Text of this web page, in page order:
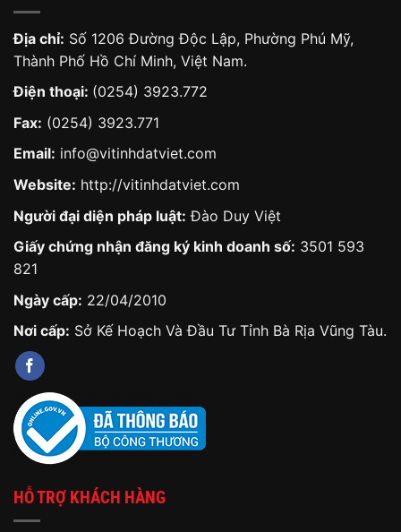
Địa chỉ: Số 1206 Đường Độc Lập, Phường Phú Mỹ,
Thành Phố Hồ Chí Minh, Việt Nam.
Điện thoại: (0254) 3923.772
Fax: (0254) 3923.771
Email: info@vitinhdatviet.com
Website: http://vitinhdatviet.com
Người đại diện pháp luật: Đào Duy Việt
Giấy chứng nhận đăng ký kinh doanh số: 3501 593
821
Ngày cấp: 22/04/2010
Nơi cấp: Sở Kế Hoạch Và Đầu Tư Tỉnh Bà Rịa Vũng Tàu.
HỖ TRỢ KHÁCH HÀNG